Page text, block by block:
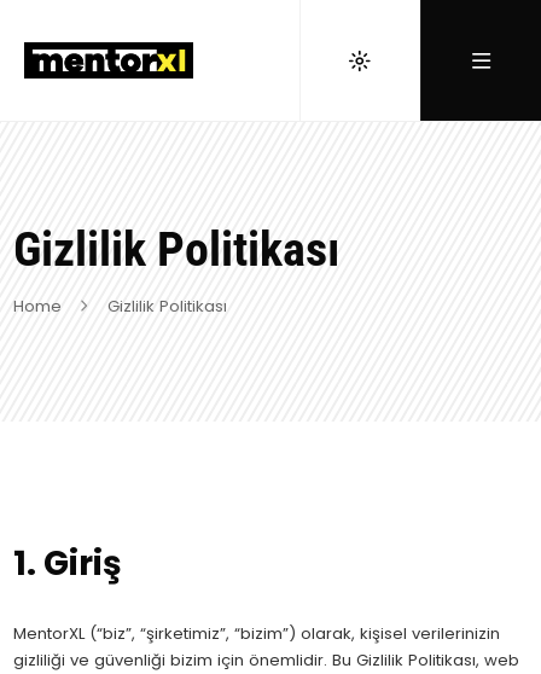
Gizlilik Politikası
Home Gizlilik Politikası
1. Giriş
MentorXL (“biz”, “şirketimiz”, “bizim”) olarak, kişisel verilerinizin
gizliliği ve güvenliği bizim için önemlidir. Bu Gizlilik Politikası, web